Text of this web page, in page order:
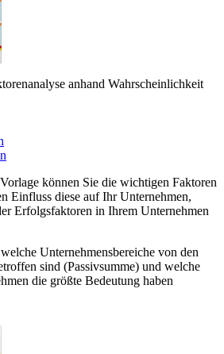
anhand Wahrscheinlichkeit
können Sie die wichtigen Faktoren
Einfluss diese auf Ihr Unternehmen,
Erfolgsfaktoren in Ihrem Unternehmen
Unternehmensbereiche von den
sind (Passivsumme) und welche
die größte Bedeutung haben